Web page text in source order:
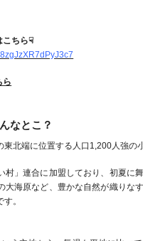
こちら☟
ら
なとこ？
東北端に位置する人口1,200人強の
村」連合に加盟しており、初夏に
大海原など、豊かな自然が織りな
。